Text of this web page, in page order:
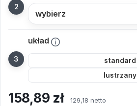
układ
standard
lustrzany
158,89 zł 129,18 netto